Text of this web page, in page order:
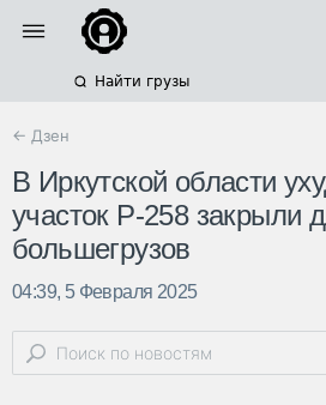
Найти грузы
← Дзен
В Иркутской области
участок Р-258 закрыли
большегрузов
04:39, 5 Февраля 2025